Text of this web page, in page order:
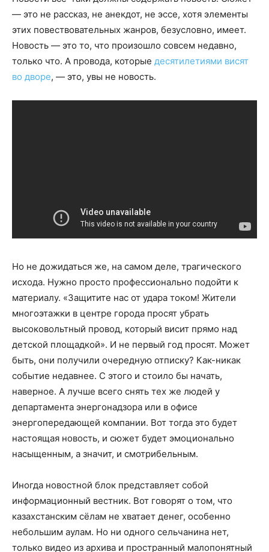
— это не рассказ, не анекдот, не эссе, хотя элементы
этих повествовательных жанров, безусловно, имеет.
Новость — это то, что произошло совсем недавно,
только что. А провода, которые десятилетиями висят
во дворе, — это, увы не новость.
Но не дожидаться же, на самом деле, трагического
исхода. Нужно просто профессионально подойти к
материалу. «Защитите нас от удара током! Жители
многоэтажки в центре города просят убрать
высоковольтный провод, который висит прямо над
детской площадкой». И не первый год просят. Может
быть, они получили очередную отписку? Как-никак
событие недавнее. С этого и стоило бы начать,
наверное. А лучше всего снять тех же людей у
департамента энергонадзора или в офисе
энергопередающей компании. Вот тогда это будет
настоящая новость, и сюжет будет эмоционально
насыщенным, а значит, и смотрибельным.
Иногда новостной блок представляет собой
информационный вестник. Вот говорят о том, что
казахстанским сёлам не хватает денег, особенно
небольшим аулам. Но ни одного сельчанина нет,
только видео из архива и пространный малопонятный